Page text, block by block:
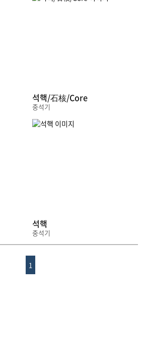
석핵/石核/Core
중석기
석핵
중석기
1